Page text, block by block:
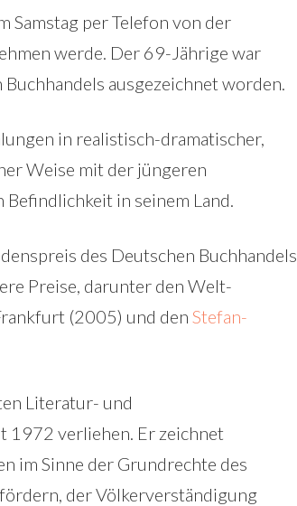
Samstag per Telefon von der
werde. Der 69-Jährige war
ausgezeichnet worden.
in realistisch-dramatischer,
Weise mit der jüngeren
in seinem Land.
des Deutschen Buchhandels
Preise, darunter den Welt-
(2005) und den Stefan-
Literatur- und
1972 verliehen. Er zeichnet
im Sinne der Grundrechte des
der Völkerverständigung